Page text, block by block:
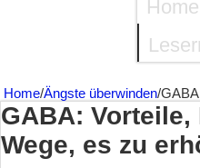
Home
Home/Ängste überwinden/
GABA:
Wege, es zu